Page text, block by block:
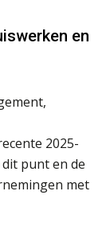
en
2025-
punt en de
met